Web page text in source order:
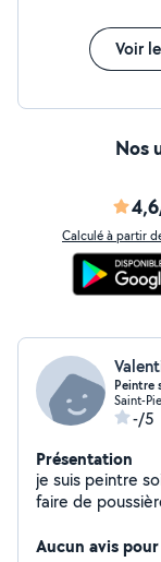
Voir
Nos
Calculé à partir
Peintre
Saint-
-/5
Présentation
je suis peintre
faire de
Aucun avis